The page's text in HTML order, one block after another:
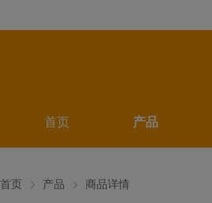
首页 产品
首页 产品 商品详情